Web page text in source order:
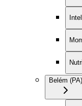
Belém (PA)